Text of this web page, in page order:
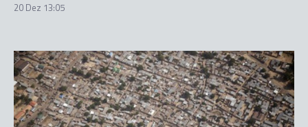
20 Dez 13:05